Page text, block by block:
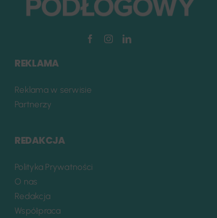
REKLAMA
Reklama w serwisie
Partnerzy
REDAKCJA
Polityka Prywatności
O nas
Redakcja
Współpraca